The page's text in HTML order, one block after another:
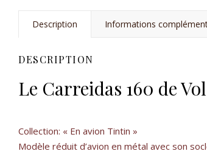
Description Informations
DESCRIPTION
Le Carreidas 160 de
Collection: « En avion Tintin »
Modèle réduit d’avion en métal avec son